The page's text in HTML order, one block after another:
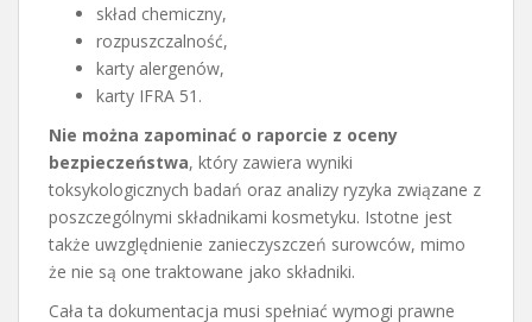
skład chemiczny,
rozpuszczalność,
karty alergenów,
karty IFRA 51.
Nie można zapominać o raporcie z oceny
bezpieczeństwa, który zawiera wyniki
toksykologicznych badań oraz analizy ryzyka związane z
poszczególnymi składnikami kosmetyku. Istotne jest
także uwzględnienie zanieczyszczeń surowców, mimo
że nie są one traktowane jako składniki.
Cała ta dokumentacja musi spełniać wymogi prawne